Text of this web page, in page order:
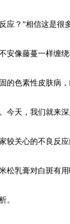
应？”相信这是很
安像藤蔓一样缠
的色素性皮肤病
今天，我们就来
较关心的不良反
松乳膏对白斑有
。